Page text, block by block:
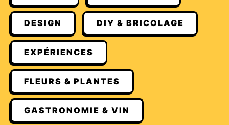
DESIGN DIY & BRICOLAGE
EXPÉRIENCES
FLEURS & PLANTES
GASTRONOMIE & VIN